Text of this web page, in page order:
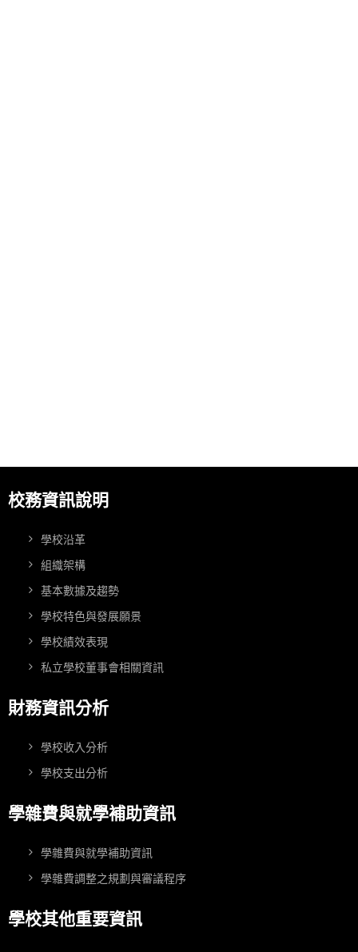
校務資訊說明
學校沿革
組織架構
基本數據及趨勢
學校特色與發展願景
學校績效表現
私立學校董事會相關資訊
財務資訊分析
學校收入分析
學校支出分析
學雜費與就學補助資訊
學雜費與就學補助資訊
學雜費調整之規劃與審議程序
學校其他重要資訊